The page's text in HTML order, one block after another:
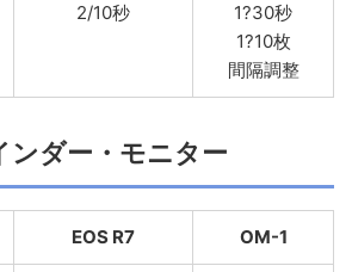
2/10秒
1?30秒
1?10枚
間隔調整
ンダー・モニター
EOS R7 OM-1